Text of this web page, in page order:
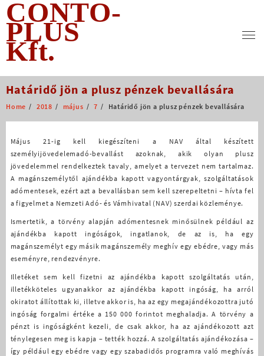
Skip
content
CONTO-
PLUS
Kft.
Határidő jön a plusz pénzek bevallására
Home 2018 május 7 Határidő jön a plusz pénzek bevallására
Május 21-ig kell kiegészíteni a NAV által készített
személyijövedelemadó-bevallást azoknak, akik olyan plusz
jövedelemmel rendelkeztek tavaly, amelyet a tervezet nem tartalmaz.
A magánszemélytől ajándékba kapott vagyontárgyak, szolgáltatások
adómentesek, ezért azt a bevallásban sem kell szerepeltetni – hívta fel
a figyelmet a Nemzeti Adó- és Vámhivatal (NAV) szerdai közleménye.
Ismertetik, a törvény alapján adómentesnek minősülnek például az
ajándékba kapott ingóságok, ingatlanok, de az is, ha egy
magánszemélyt egy másik magánszemély meghív egy ebédre, vagy más
eseményre, rendezvényre.
Illetéket sem kell fizetni az ajándékba kapott szolgáltatás után,
illetékköteles ugyanakkor az ajándékba kapott ingóság, ha arról
okiratot állítottak ki, illetve akkor is, ha az egy megajándékozottra jutó
ingóság forgalmi értéke a 150 000 forintot meghaladja. A törvény a
pénzt is ingóságként kezeli, de csak akkor, ha az ajándékozott azt
ténylegesen meg is kapja – tették hozzá. A szolgáltatás ajándékozása –
így például egy ebédre vagy egy szabadidős programra való meghívás